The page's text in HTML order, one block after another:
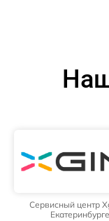
Сервисный центр
Екатеринбурге